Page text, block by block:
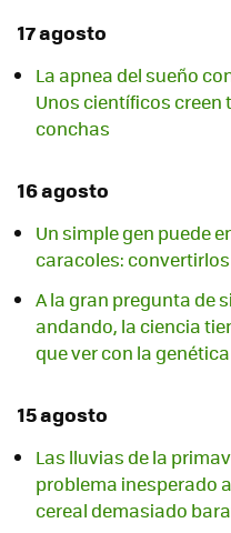
17 agosto
La apnea del sueño
Unos científicos
conchas
16 agosto
Un simple gen puede
caracoles:
A la gran pregunta de
andando, la ciencia
que ver con la genética
15 agosto
Las lluvias de la
problema inesperado
cereal demasiado